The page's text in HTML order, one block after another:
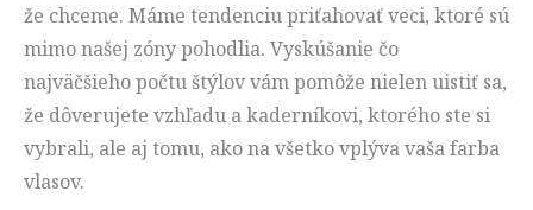
že chceme. Máme tendenciu priťahovať veci, ktoré sú
mimo našej zóny pohodlia. Vyskúšanie čo
najväčšieho počtu štýlov vám pomôže nielen uistiť sa,
že dôverujete vzhľadu a kaderníkovi, ktorého ste si
vybrali, ale aj tomu, ako na všetko vplýva vaša farba
vlasov.